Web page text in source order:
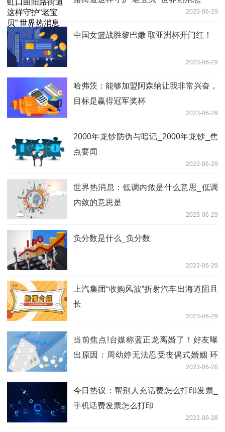
2023-06-29
中国女篮战胜黎巴嫩 取亚洲杯开门红！
2023-06-29
哈弗茨：能够加盟阿森纳让我非常兴奋，
目标是赢得冠军奖杯
2023-06-29
2000年龙钞防伪与暗记_2000年龙钞_焦
点要闻
2023-06-29
世界热消息：低调内敛是什么意思_低调
内敛的意思是
2023-06-29
负分数是什么_负分数
2023-06-29
上汽集团“收购风波”折射汽车出海道阻且
长
2023-06-29
当前焦点!台媒称蓝正龙离婚了！好友曝
出原因：周幼婷无法忍受丧偶式婚姻 环
2023-06-28
今日热议：帮别人充话费怎么打印发票_
手机话费发票怎么打印
2023-06-28